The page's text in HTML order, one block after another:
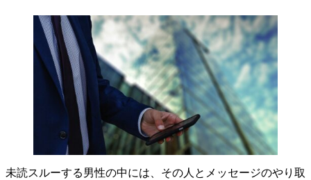
未読スルーする男性の中には、その人とメッセージのやり取